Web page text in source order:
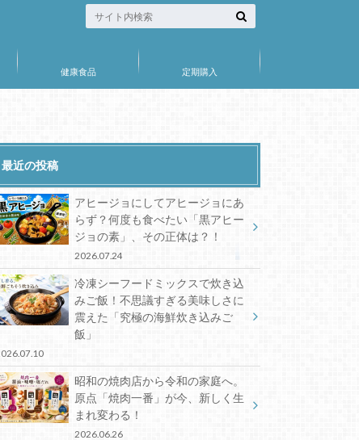
健康食品 定期購入
最近の投稿
アヒージョにしてアヒージョにあ
らず？何度も食べたい「黒アヒー
ジョの素」、その正体は？！
2026.07.24
冷凍シーフードミックスで炊き込
みご飯！不思議すぎる美味しさに
震えた「究極の海鮮炊き込みご
飯」
昭和の焼肉店から令和の家庭へ。
原点「焼肉一番」が今、新しく生
まれ変わる！
2026.06.26